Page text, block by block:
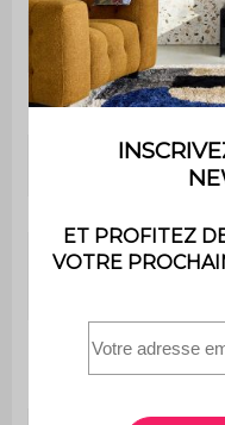
Grammage du tissu
Densité
Hauteur d'assise
Profondeur
45
Poids max.
supporté